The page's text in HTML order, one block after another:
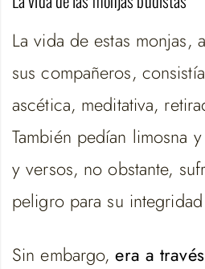
La vida de estas monjas,
sus compañeros,
ascética, meditativa,
También pedían limosna
y versos, no obstante,
peligro para su
Sin embargo, era a